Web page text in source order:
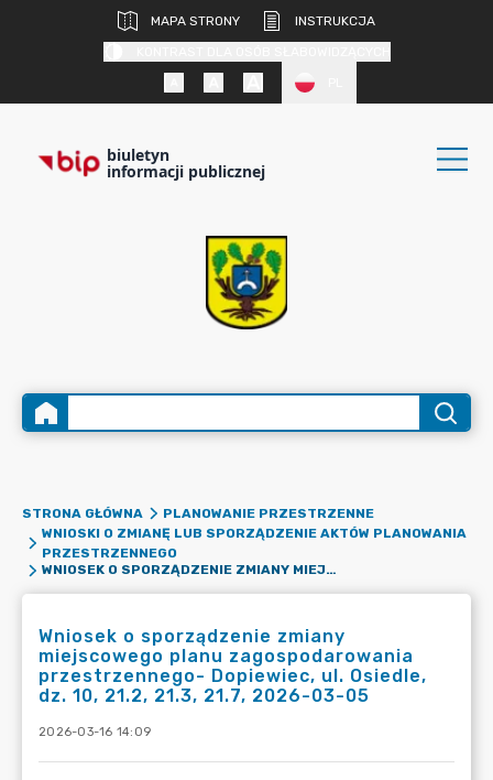
MAPA STRONY
INSTRUKCJA
biuletyn
informacji publicznej
STRONA GŁÓWNA
PLANOWANIE PRZESTRZENNE
WNIOSKI O ZMIANĘ LUB SPORZĄDZENIE AKTÓW PLANOWANIA
PRZESTRZENNEGO
WNIOSEK O SPORZĄDZENIE ZMIANY MIEJSCOWEGO PLANU ZAGOSPODAROWANIA PRZESTRZENNEGO- DOPIEWIEC, UL. OSIEDLE, DZ. 10, 21.2, 21.3, 21.7, 2026-03-05
Wniosek o sporządzenie zmiany
miejscowego planu zagospodarowania
przestrzennego- Dopiewiec, ul. Osiedle,
dz. 10, 21.2, 21.3, 21.7, 2026-03-05
2026-03-16 14:09